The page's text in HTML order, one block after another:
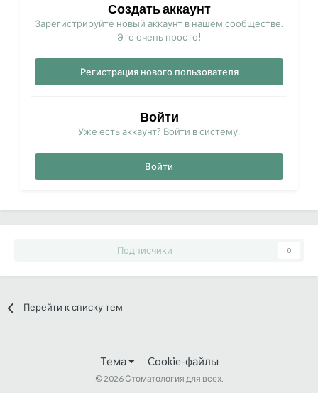
Создать аккаунт
Зарегистрируйте новый аккаунт в нашем сообществе.
Это очень просто!
Регистрация нового пользователя
Войти
Уже есть аккаунт? Войти в систему.
Войти
Подписчики 0
Перейти к списку тем
Тема Cookie-файлы
©2026 Стоматология для всех.